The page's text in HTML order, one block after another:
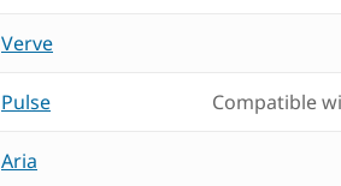
Verve
Pulse Compatible
Aria